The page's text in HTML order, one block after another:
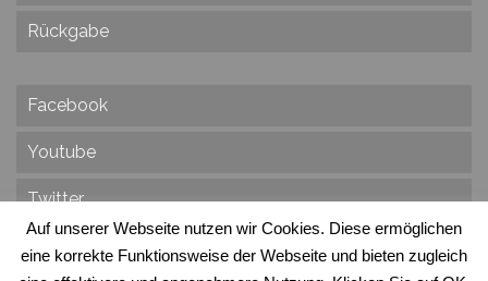
Rückgabe
Facebook
Youtube
Twitter
Auf unserer Webseite nutzen wir Cookies. Diese ermöglichen
eine korrekte Funktionsweise der Webseite und bieten zugleich